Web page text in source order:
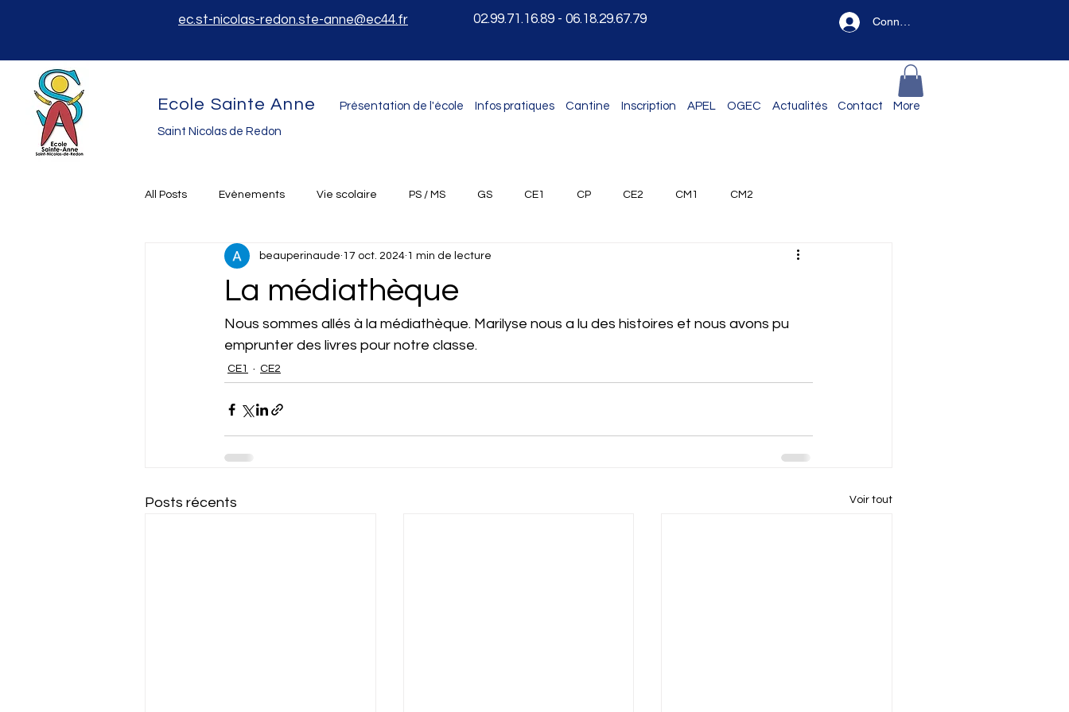
ec.st-nicolas-redon.ste-anne@ec44.fr 02.99.71.16.89 - 06.18.29.67.79 Connexion
Ecole Sainte Anne
Saint Nicolas de Redon
Présentation de l'école Infos pratiques Cantine Inscription APEL OGEC Actualités Contact More
All Posts Evènements Vie scolaire PS / MS GS CE1 CP CE2 CM1 CM2
La médiathèque
beauperinaude 17 oct. 2024 1 min de lecture
Nous sommes allés à la médiathèque. Marilyse nous a lu des histoires et nous avons pu
emprunter des livres pour notre classe.
CE1 CE2
Posts récents Voir tout